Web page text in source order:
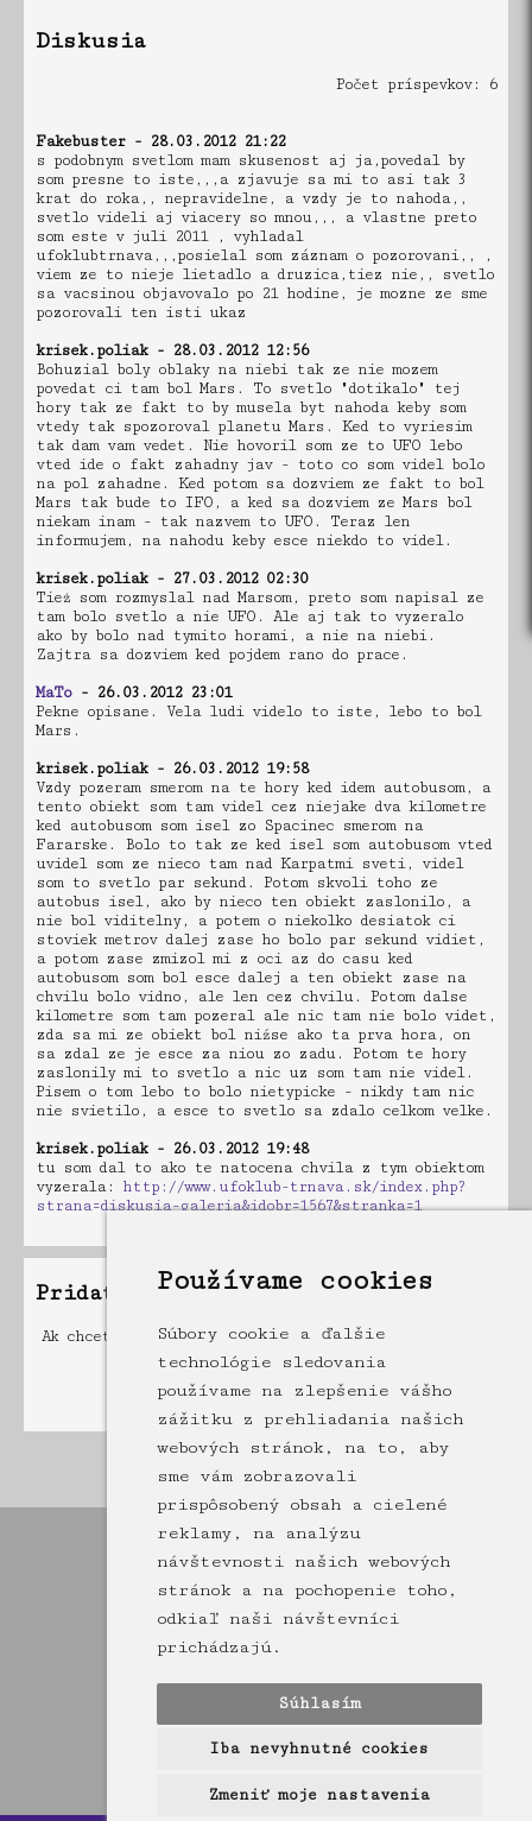
Používame cookies
Súbory cookie a ďalšie
technológie sledovania
používame na zlepšenie vášho
zážitku z prehliadania našich
webových stránok, na to, aby
sme vám zobrazovali
prispôsobený obsah a cielené
reklamy, na analýzu
návštevnosti našich webových
stránok a na pochopenie toho,
odkiaľ naši návštevníci
prichádzajú.
Súhlasím
Iba nevyhnutné cookies
Zmeniť moje nastavenia
Diskusia
Počet príspevkov: 6
Fakebuster - 28.03.2012 21:22
s podobnym svetlom mam skusenost aj ja,povedal by
som presne to iste,,,a zjavuje sa mi to asi tak 3
krat do roka,, nepravidelne, a vzdy je to nahoda,,
svetlo videli aj viacery so mnou,,, a vlastne preto
som este v juli 2011 , vyhladal
ufoklubtrnava,,,posielal som záznam o pozorovani,, ,
viem ze to nieje lietadlo a druzica,tiez nie,, svetlo
sa vacsinou objavovalo po 21 hodine, je mozne ze sme
pozorovali ten isti ukaz
krisek.poliak - 28.03.2012 12:56
Bohuzial boly oblaky na niebi tak ze nie mozem
povedat ci tam bol Mars. To svetlo "dotikalo" tej
hory tak ze fakt to by musela byt nahoda keby som
vtedy tak spozoroval planetu Mars. Ked to vyriesim
tak dam vam vedet. Nie hovoril som ze to UFO lebo
vted ide o fakt zahadny jav - toto co som videl bolo
na pol zahadne. Ked potom sa dozviem ze fakt to bol
Mars tak bude to IFO, a ked sa dozviem ze Mars bol
niekam inam - tak nazvem to UFO. Teraz len
informujem, na nahodu keby esce niekdo to videl.
krisek.poliak - 27.03.2012 02:30
Tież som rozmyslal nad Marsom, preto som napisal ze
tam bolo svetlo a nie UFO. Ale aj tak to vyzeralo
ako by bolo nad tymito horami, a nie na niebi.
Zajtra sa dozviem ked pojdem rano do prace.
MaTo- 26.03.2012 23:01
Pekne opisane. Vela ludi videlo to iste, lebo to bol
Mars.
krisek.poliak - 26.03.2012 19:58
Vzdy pozeram smerom na te hory ked idem autobusom, a
tento obiekt som tam videl cez niejake dva kilometre
ked autobusom som isel zo Spacinec smerom na
Fararske. Bolo to tak ze ked isel som autobusom vted
uvidel som ze nieco tam nad Karpatmi sveti, videl
som to svetlo par sekund. Potom skvoli toho ze
autobus isel, ako by nieco ten obiekt zaslonilo, a
nie bol viditelny, a potem o niekolko desiatok ci
stoviek metrov dalej zase ho bolo par sekund vidiet,
a potom zase zmizol mi z oci az do casu ked
autobusom som bol esce dalej a ten obiekt zase na
chvilu bolo vidno, ale len cez chvilu. Potom dalse
kilometre som tam pozeral ale nic tam nie bolo videt,
zda sa mi ze obiekt bol niźse ako ta prva hora, on
sa zdal ze je esce za niou zo zadu. Potom te hory
zaslonily mi to svetlo a nic uz som tam nie videl.
Pisem o tom lebo to bolo nietypicke - nikdy tam nic
nie svietilo, a esce to svetlo sa zdalo celkom velke.
krisek.poliak - 26.03.2012 19:48
tu som dal to ako te natocena chvila z tym obiektom
vyzerala: http://www.ufoklub-trnava.sk/index.php?
strana=diskusia-galeria&idobr=1567&stranka=1
Pridať príspevok
Ak chcete pridať príspevok musíte byť registrovaný a
prihlásený
Stránka: [1]